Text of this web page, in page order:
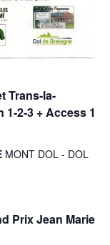
Trans-la-
1-2-3 + Access 1
MONT DOL - DOL
Prix Jean Marie